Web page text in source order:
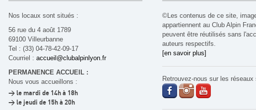
Nos locaux sont situés :
56 rue du 4 août 1789
69100 Villeurbanne
Tel : (33) 04-78-42-09-17
Courriel : accueil@clubalpinlyon.fr
PERMANENCE ACCUEIL :
Nous vous accueillons :
> le mardi de 14h à 18h
> le jeudi de 15h à 20h
©Les contenus de ce site,
appartiennent au Club Alpin
peuvent être réutilisés sans
auteurs respectifs.
[en savoir plus]
Retrouvez-nous sur les réseaux